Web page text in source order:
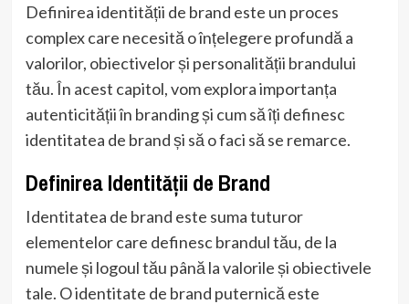
Definirea identității de brand este un proces
complex care necesită o înțelegere profundă a
valorilor, obiectivelor și personalității brandului
tău. În acest capitol, vom explora importanța
autenticității în branding și cum să îți definesc
identitatea de brand și să o faci să se remarce.
Definirea Identității de Brand
Identitatea de brand este suma tuturor
elementelor care definesc brandul tău, de la
numele și logoul tău până la valorile și obiectivele
tale. O identitate de brand puternică este